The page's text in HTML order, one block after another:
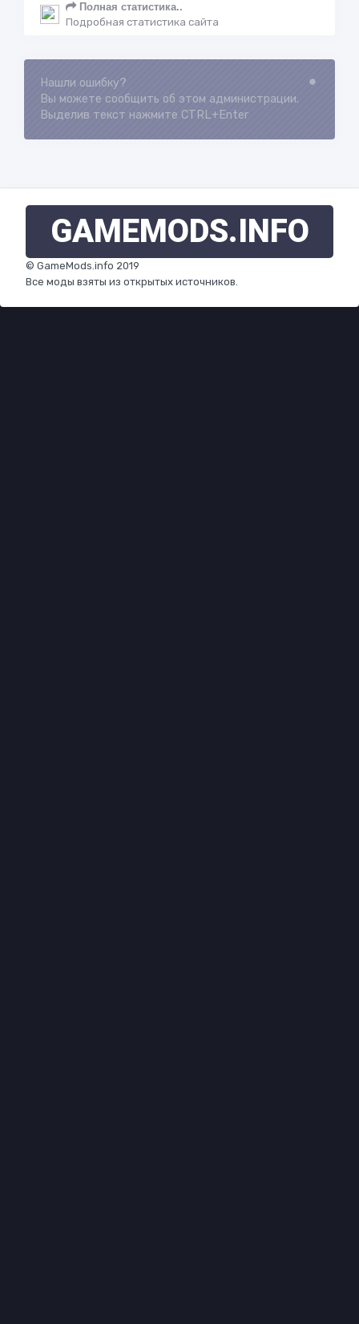
Полная статистика..
Подробная статистика сайта
Loading...
Нашли ошибку?
Вы можете сообщить об этом администрации.
Выделив текст нажмите CTRL+Enter
GAMEMODS.INFO
© GameMods.info 2019
Все моды взяты из открытых источников.